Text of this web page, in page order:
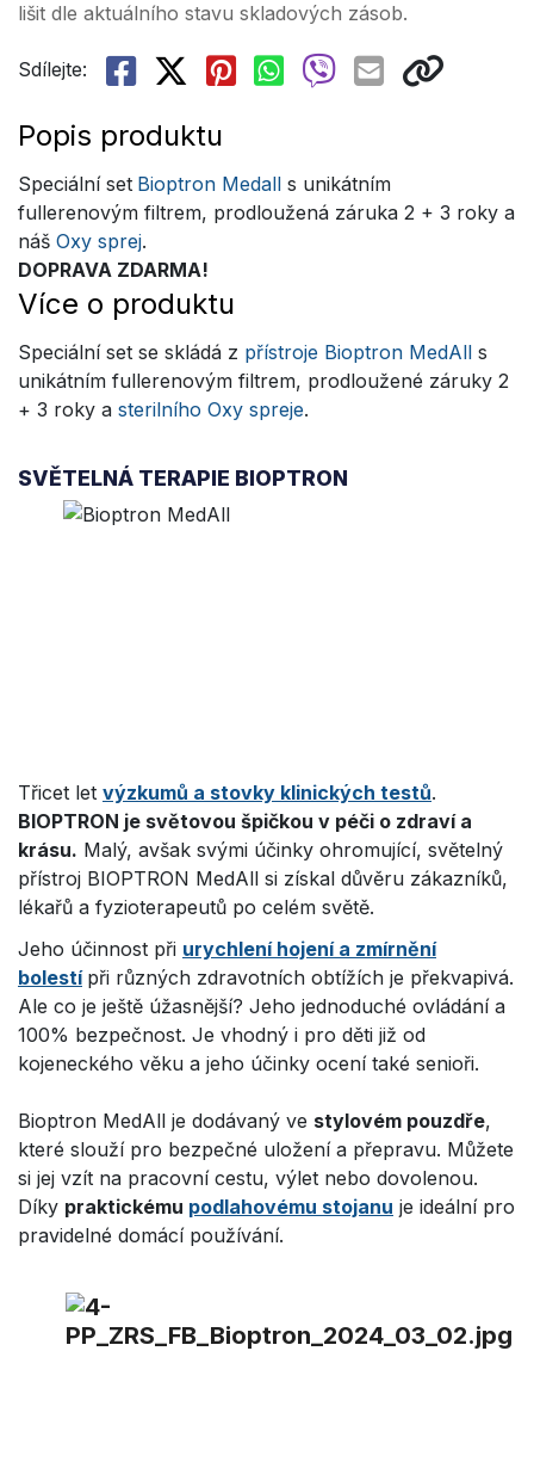
lišit dle aktuálního stavu skladových zásob.
Sdílejte:
Popis produktu
Speciální set Bioptron Medall s unikátním
fullerenovým filtrem, prodloužená záruka 2 + 3 roky a
náš Oxy sprej.
DOPRAVA ZDARMA!
Více o produktu
Speciální set se skládá z přístroje Bioptron MedAll s
unikátním fullerenovým filtrem, prodloužené záruky 2
+ 3 roky a sterilního Oxy spreje.
SVĚTELNÁ TERAPIE BIOPTRON
Třicet let výzkumů a stovky klinických testů.
BIOPTRON je světovou špičkou v péči o zdraví a
krásu. Malý, avšak svými účinky ohromující, světelný
přístroj BIOPTRON MedAll si získal důvěru zákazníků,
lékařů a fyzioterapeutů po celém světě.
Jeho účinnost při urychlení hojení a zmírnění
bolestí při různých zdravotních obtížích je překvapivá.
Ale co je ještě úžasnější? Jeho jednoduché ovládání a
100% bezpečnost. Je vhodný i pro děti již od
kojeneckého věku a jeho účinky ocení také senioři.
Bioptron MedAll je dodávaný ve stylovém pouzdře,
které slouží pro bezpečné uložení a přepravu. Můžete
si jej vzít na pracovní cestu, výlet nebo dovolenou.
Díky praktickému podlahovému stojanu je ideální pro
pravidelné domácí používání.